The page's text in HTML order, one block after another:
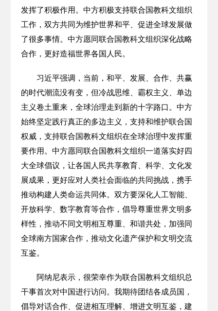
发挥了积极作用。中方积极支持联合国教科文组织
工作，双方共同为维护世界和平、促进全球发展做
了很多事情。中方愿同联合国教科文组织深化战略
合作，更好造福世界各国人民。
习近平强调，当前，和平、发展、合作、共赢
的时代潮流没有变，但冷战思维、霸权主义、单边
主义卷土重来，全球治理走到新的十字路口。中方
始终坚定践行真正的多边主义，支持和维护联合国
权威，支持联合国教科文组织在全球治理中发挥重
要作用。中方愿同联合国教科文组织一道落实好四
大全球倡议，让各国人民共享教育、科学、文化发
展成果，更好应对人类社会面临的共同挑战，携手
推动构建人类命运共同体。双方要深化人工智能、
开放科学、数字教育等合作，倡导尊重世界文明多
样性，推动不同文明相互尊重、和谐共处，加强同
全球南方国家合作，推动文化遗产保护和文明交流
互鉴。
阿纳尼表示，很荣幸作为联合国教科文组织总
干事首次对中国进行访问。我期待团结各成员国，
倡导对话合作、促进相互理解、增进文明互鉴，建